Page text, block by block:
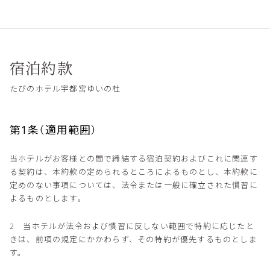
宿泊約款
たびのホテル宇都宮ゆいの杜
第1条（適用範囲）
当ホテルがお客様との間で締結する宿泊契約およびこれに関連す
る契約は、本約款の定められるところによるものとし、本約款に
定めのない事項については、法令または一般に確立された慣習に
よるものとします。
2 当ホテルが法令および慣習に反しない範囲で特約に応じたと
きは、前項の規定にかかわらず、その特約が優先するものとしま
す。